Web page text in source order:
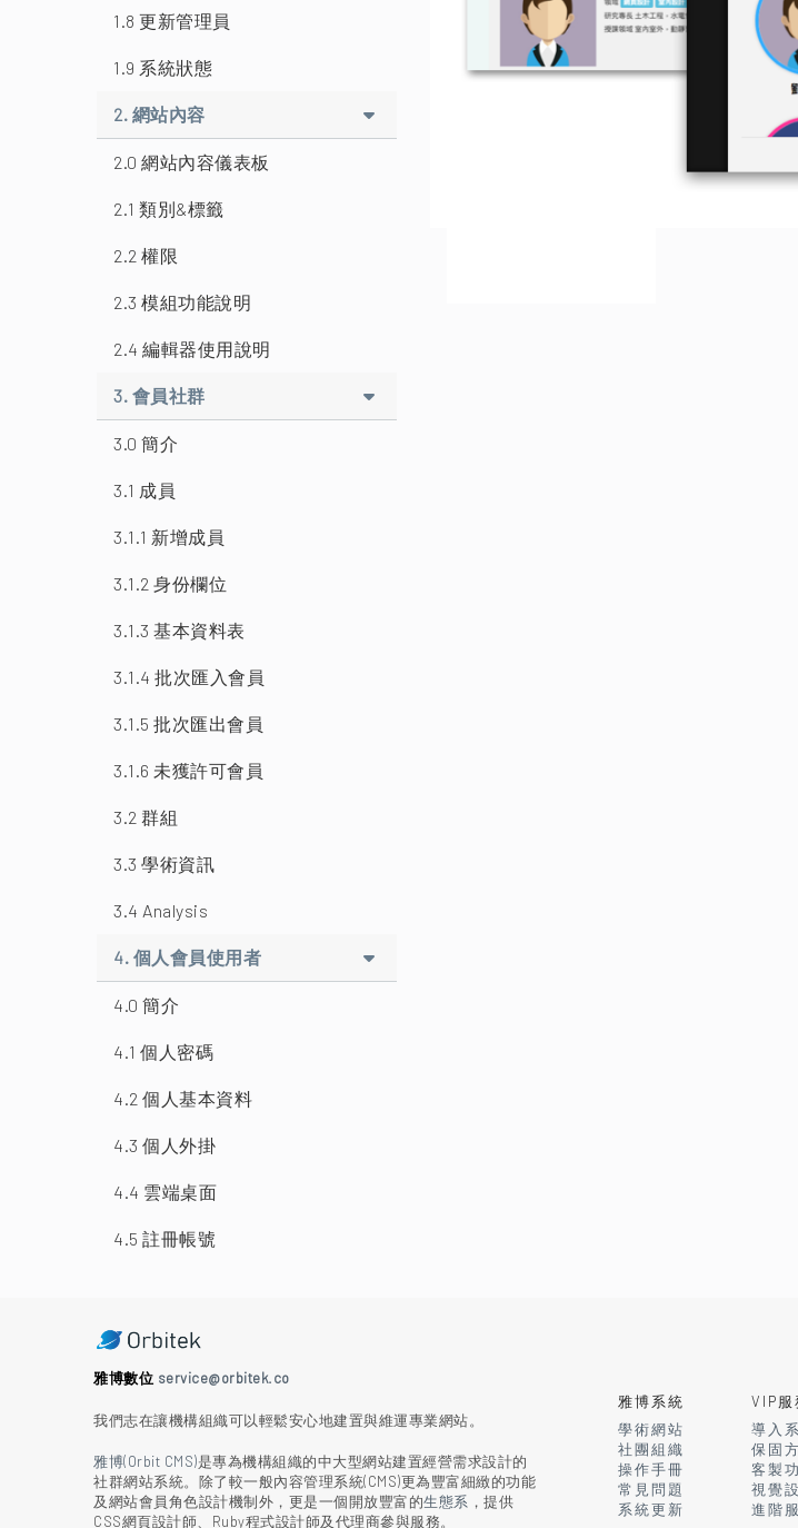
1.8 更新管理員
1.9 系統狀態
2. 網站內容
2.0 網站內容儀表板
2.1 類別&標籤
2.2 權限
2.3 模組功能說明
2.4 編輯器使用說明
3. 會員社群
3.0 簡介
3.1 成員
3.1.1 新增成員
3.1.2 身份欄位
3.1.3 基本資料表
3.1.4 批次匯入會員
3.1.5 批次匯出會員
3.1.6 未獲許可會員
3.2 群組
3.3 學術資訊
3.4 Analysis
4. 個人會員使用者
4.0 簡介
4.1 個人密碼
4.2 個人基本資料
4.3 個人外掛
4.4 雲端桌面
4.5 註冊帳號
雅博數位 service@orbitek.co
我們志在讓機構組織可以輕鬆安心地建置與維運專業網站。
雅博(Orbit CMS)是專為機構組織的中大型網站建置經營需求設計的
社群網站系統。除了較一般內容管理系統(CMS)更為豐富細緻的功能
及網站會員角色設計機制外，更是一個開放豐富的生態系 ，提供
CSS網頁設計師、Ruby程式設計師及代理商參與服務。
雅博系統
學術網站
社團組織
操作手冊
常見問題
系統更新
VIP服
導入
保固
客製
視覺
進階